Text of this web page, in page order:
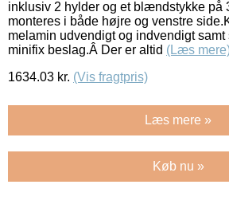
inklusiv 2 hylder og et blændstykke på
monteres i både højre og venstre
melamin udvendigt og indvendigt
minifix beslag.Â Der er altid (Læs
1634.03 kr. (Vis fragtpris)
Læs mere »
Køb nu »